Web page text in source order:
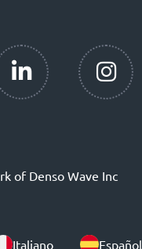
of Denso Wave Inc
Italiano Español